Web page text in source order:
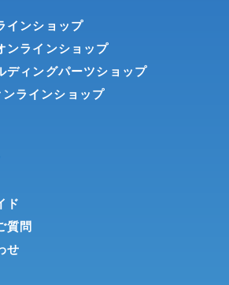
インショップ
ンラインショップ
ディングパーツショップ
ラインショップ
ド
質問
せ